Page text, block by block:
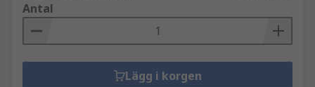
Antal
Lägg i korgen